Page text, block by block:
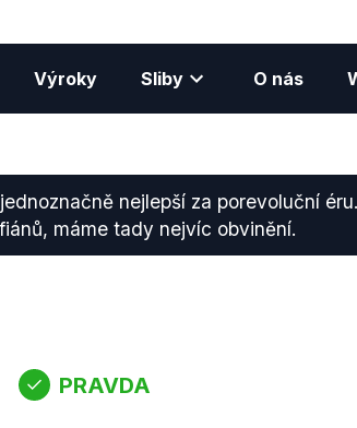
Výroky Sliby O nás
nejlepší za porevoluční
máme tady nejvíc obvinění.
PRAVDA